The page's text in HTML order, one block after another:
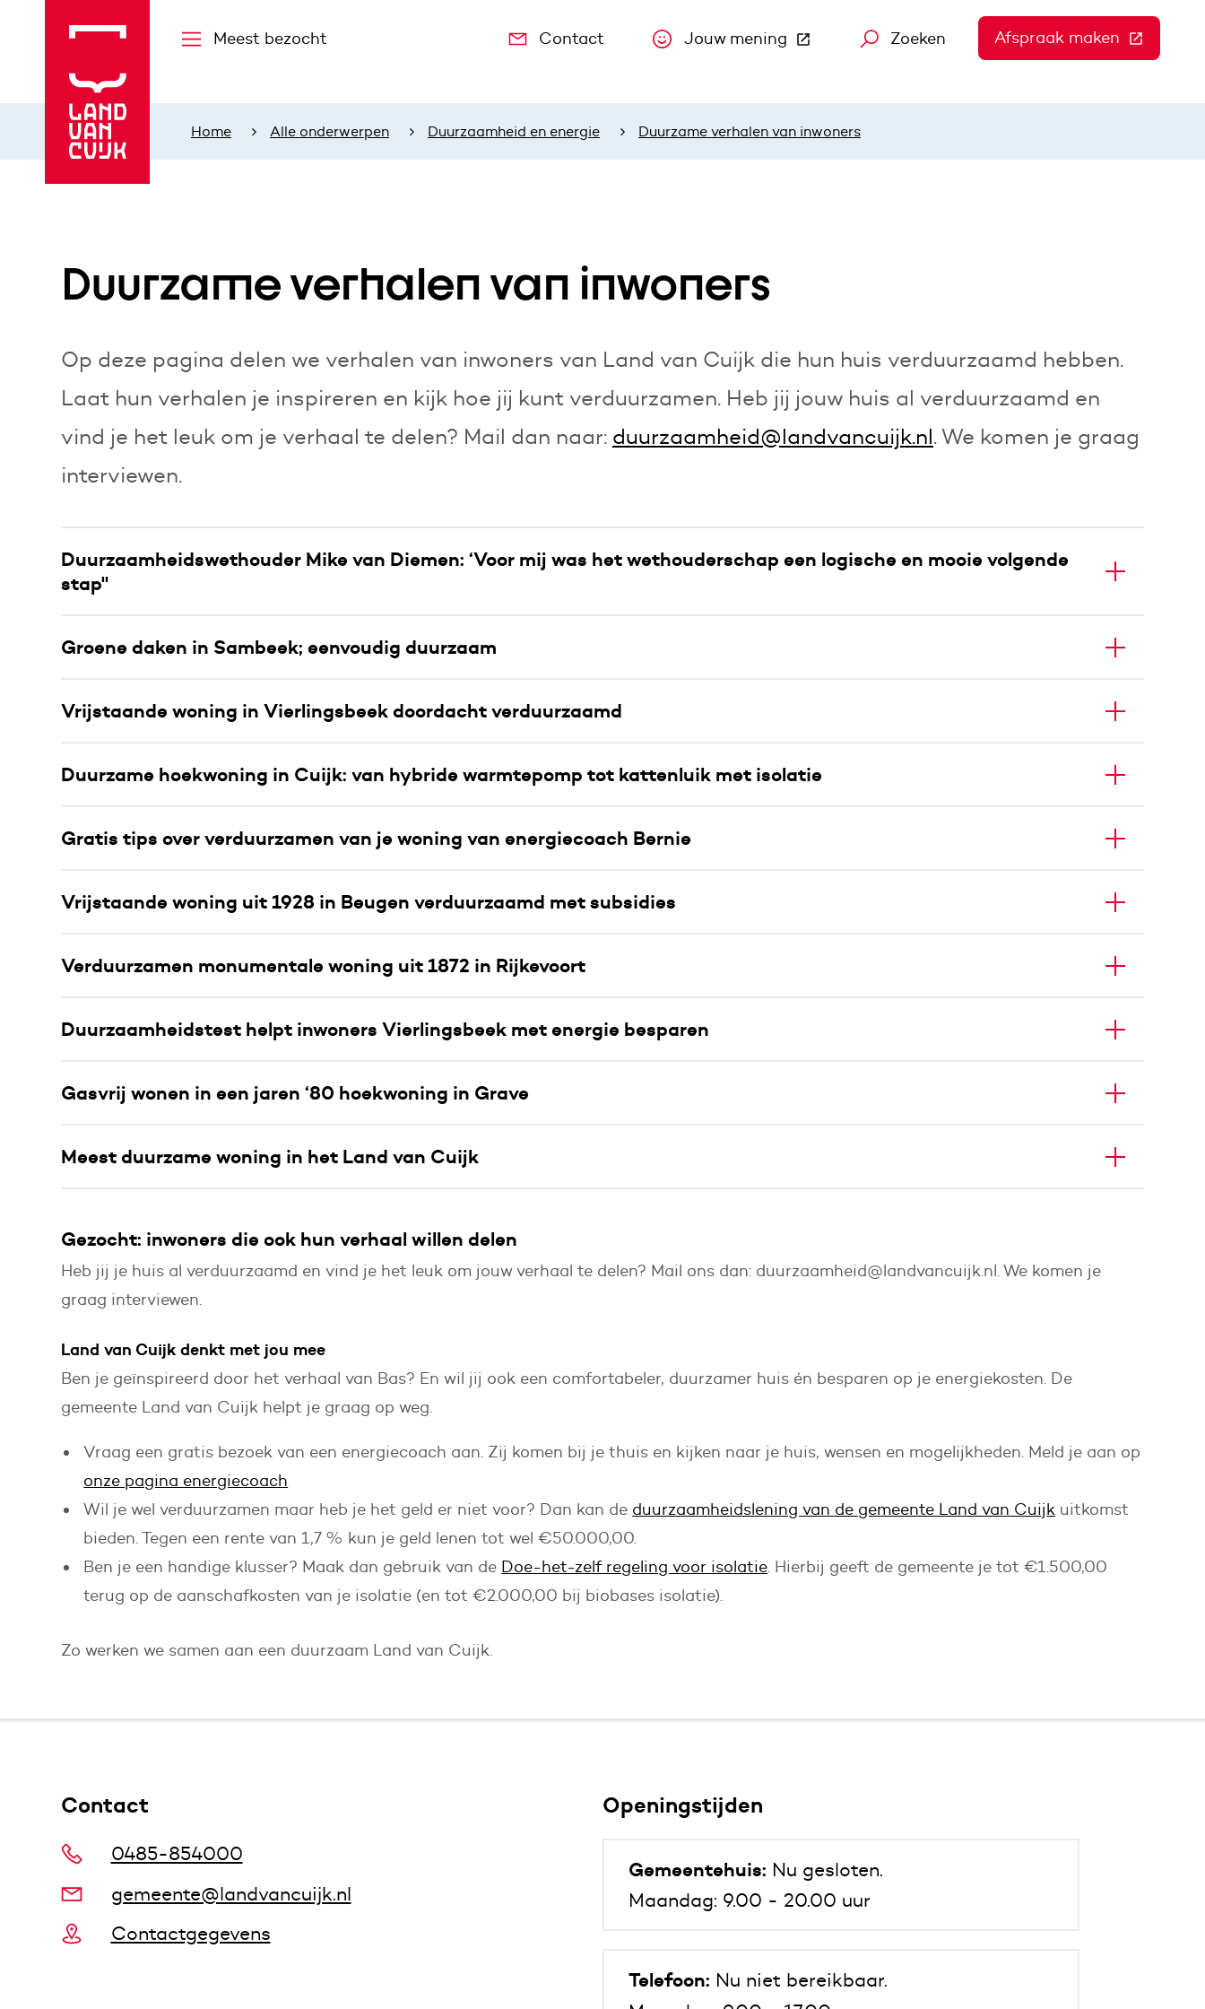
Meest bezocht Contact Jouw mening
(Deze link gaat naar een andere website)
Zoeken Afspraak maken (Deze
Home Alle onderwerpen Duurzaamheid en energie Duurzame verhalen van inwoners
Duurzame verhalen van inwoners
Op deze pagina delen we verhalen van inwoners van Land van Cuijk die hun huis verduurzaamd hebben.
Laat hun verhalen je inspireren en kijk hoe jij kunt verduurzamen. Heb jij jouw huis al verduurzaamd en
vind je het leuk om je verhaal te delen? Mail dan naar: duurzaamheid@landvancuijk.nl. We komen je graag
interviewen.
Duurzaamheidswethouder Mike van Diemen: ‘Voor mij was het wethouderschap een logische en mooie volgende
stap"
Groene daken in Sambeek; eenvoudig duurzaam
Vrijstaande woning in Vierlingsbeek doordacht verduurzaamd
Duurzame hoekwoning in Cuijk: van hybride warmtepomp tot kattenluik met isolatie
Gratis tips over verduurzamen van je woning van energiecoach Bernie
Vrijstaande woning uit 1928 in Beugen verduurzaamd met subsidies
Verduurzamen monumentale woning uit 1872 in Rijkevoort
Duurzaamheidstest helpt inwoners Vierlingsbeek met energie besparen
Gasvrij wonen in een jaren ‘80 hoekwoning in Grave
Meest duurzame woning in het Land van Cuijk
Gezocht: inwoners die ook hun verhaal willen delen
Heb jij je huis al verduurzaamd en vind je het leuk om jouw verhaal te delen? Mail ons dan: duurzaamheid@landvancuijk.nl. We komen je
graag interviewen.
Land van Cuijk denkt met jou mee
Ben je geïnspireerd door het verhaal van Bas? En wil jij ook een comfortabeler, duurzamer huis én besparen op je energiekosten. De
gemeente Land van Cuijk helpt je graag op weg.
Vraag een gratis bezoek van een energiecoach aan. Zij komen bij je thuis en kijken naar je huis, wensen en mogelijkheden. Meld je aan op
onze pagina energiecoach
Wil je wel verduurzamen maar heb je het geld er niet voor? Dan kan de duurzaamheidslening van de gemeente Land van Cuijk uitkomst
bieden. Tegen een rente van 1,7 % kun je geld lenen tot wel €50.000,00.
Ben je een handige klusser? Maak dan gebruik van de Doe-het-zelf regeling voor isolatie. Hierbij geeft de gemeente je tot €1.500,00
terug op de aanschafkosten van je isolatie (en tot €2.000,00 bij biobases isolatie).
Zo werken we samen aan een duurzaam Land van Cuijk.
Contact
0485-854000
gemeente@landvancuijk.nl
Contactgegevens
Openingstijden
Gemeentehuis: Nu gesloten.
Maandag: 9.00 - 20.00 uur
Telefoon: Nu niet bereikbaar.